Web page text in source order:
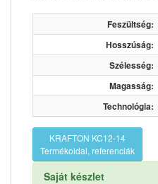
Feszültség:
Hosszúság:
Szélesség:
Magasság:
Technológia:
KRAFTON KC12-14
Termékoldal, referenciák
Saját készlet